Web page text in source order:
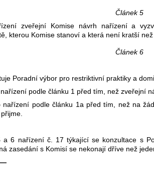
Článek 5
zveřejní Komise návrh nařízení a
kterou Komise stanoví a která není kratší
Článek 6
Poradní výbor pro restriktivní praktiky a
podle článku 1 před tím, než zveřejní
nařízení podle článku 1a před tím, než na
6 nařízení č. 17 týkající se konzultace s
zasedání s Komisí se nekonají dříve než